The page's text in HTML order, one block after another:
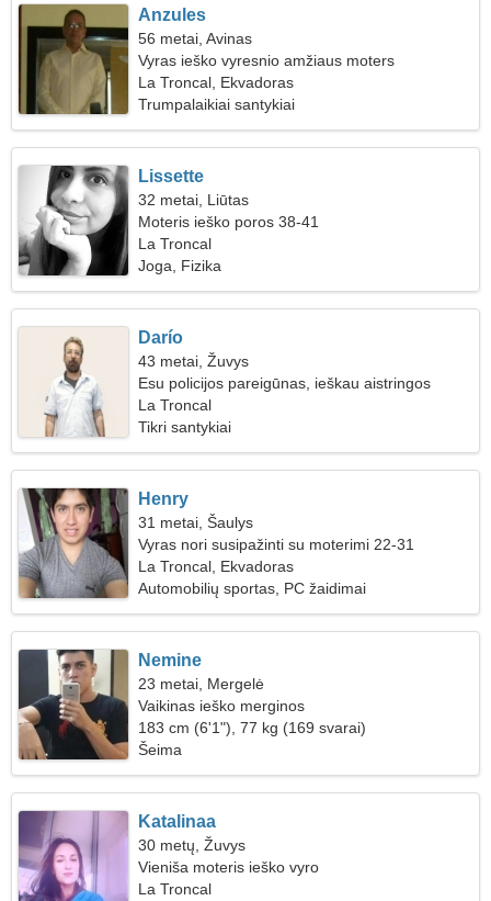
Anzules
56 metai, Avinas
Vyras ieško vyresnio amžiaus moters
La Troncal, Ekvadoras
Trumpalaikiai santykiai
Lissette
32 metai, Liūtas
Moteris ieško poros 38-41
La Troncal
Joga, Fizika
Darío
43 metai, Žuvys
Esu policijos pareigūnas, ieškau aistringos
moters
La Troncal
Tikri santykiai
Henry
31 metai, Šaulys
Vyras nori susipažinti su moterimi 22-31
La Troncal, Ekvadoras
Automobilių sportas, PC žaidimai
Nemine
23 metai, Mergelė
Vaikinas ieško merginos
183 cm (6'1"), 77 kg (169 svarai)
Šeima
Katalinaa
30 metų, Žuvys
Vieniša moteris ieško vyro
La Troncal